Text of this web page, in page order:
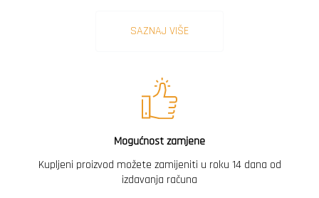
SAZNAJ VIŠE
Mogućnost zamjene
Kupljeni proizvod možete zamijeniti u roku 14 dana od
izdavanja računa